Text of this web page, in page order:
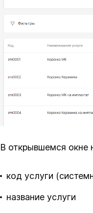
В открывшемся окне
код услуги
название услуги